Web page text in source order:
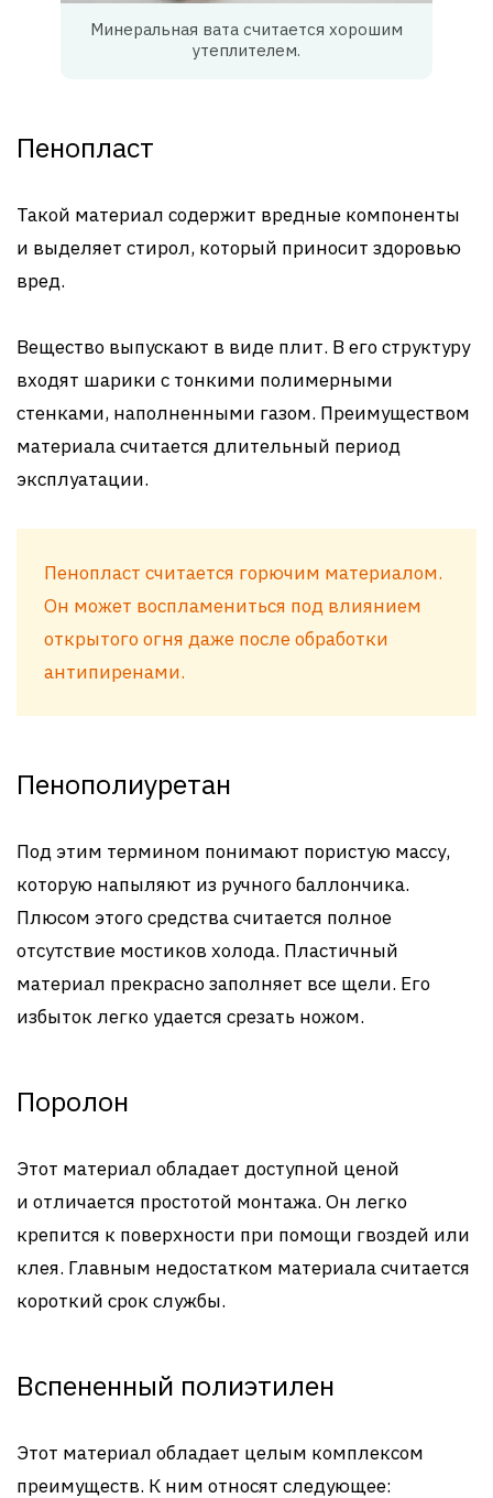
Минеральная вата считается хорошим
утеплителем.
Пенопласт
Такой материал содержит вредные компоненты
и выделяет стирол, который приносит здоровью
вред.
Вещество выпускают в виде плит. В его структуру
входят шарики с тонкими полимерными
стенками, наполненными газом. Преимуществом
материала считается длительный период
эксплуатации.
Пенопласт считается горючим материалом.
Он может воспламениться под влиянием
открытого огня даже после обработки
антипиренами.
Пенополиуретан
Под этим термином понимают пористую массу,
которую напыляют из ручного баллончика.
Плюсом этого средства считается полное
отсутствие мостиков холода. Пластичный
материал прекрасно заполняет все щели. Его
избыток легко удается срезать ножом.
Поролон
Этот материал обладает доступной ценой
и отличается простотой монтажа. Он легко
крепится к поверхности при помощи гвоздей или
клея. Главным недостатком материала считается
короткий срок службы.
Вспененный полиэтилен
Этот материал обладает целым комплексом
преимуществ. К ним относят следующее: